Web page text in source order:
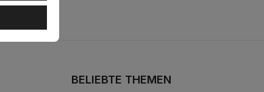
BELIEBTE THEMEN